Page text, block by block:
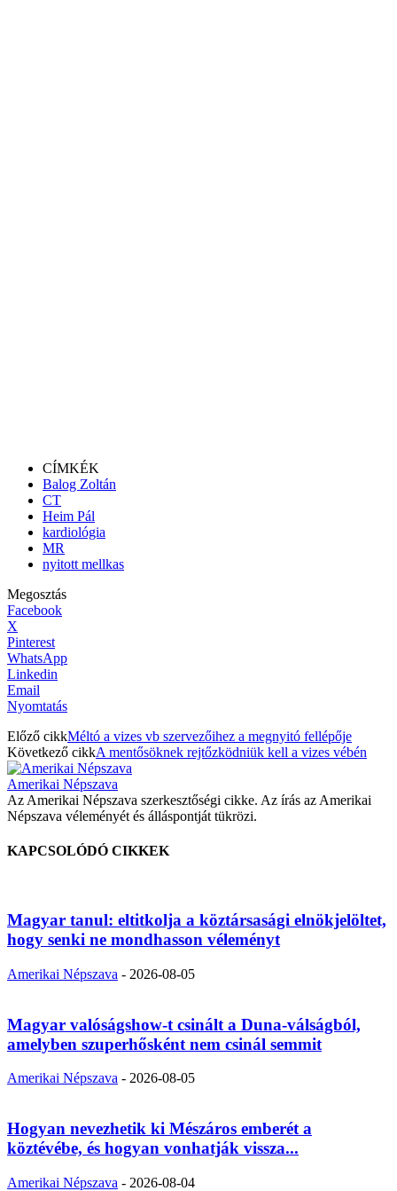
CÍMKÉK
Balog Zoltán
CT
Heim Pál
kardiológia
MR
nyitott mellkas
Megosztás
Facebook
X
Pinterest
WhatsApp
Linkedin
Email
Nyomtatás
Előző cikkMéltó a vizes vb szervezőihez a megnyitó fellépője
Következő cikkA mentősöknek rejtőzködniük kell a vizes vébén
Amerikai Népszava
Az Amerikai Népszava szerkesztőségi cikke. Az írás az Amerikai
Népszava véleményét és álláspontját tükrözi.
KAPCSOLÓDÓ CIKKEK
Magyar tanul: eltitkolja a köztársasági elnökjelöltet,
hogy senki ne mondhasson véleményt
Amerikai Népszava - 2026-08-05
Magyar valóságshow-t csinált a Duna-válságból,
amelyben szuperhősként nem csinál semmit
Amerikai Népszava - 2026-08-05
Hogyan nevezhetik ki Mészáros emberét a
köztévébe, és hogyan vonhatják vissza...
Amerikai Népszava - 2026-08-04